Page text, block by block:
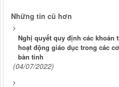
Những tin cũ hơn
Nghị quyết quy định các
hoạt động giáo dục trong các
bàn tỉnh
(04/07/2022)